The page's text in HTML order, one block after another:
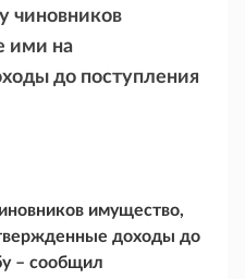
чиновников
ими на
до поступления
имущество,
доходы до
– сообщил